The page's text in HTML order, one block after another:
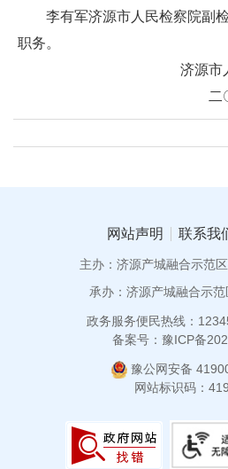
李有军济源市人民检察院副
职务。
济源市
二
网站声明 联系我
主办：济源产城融合示范
承办：济源产城融合示
政务服务便民热线：
备案号：豫ICP备
豫公网安备
网站标识码：